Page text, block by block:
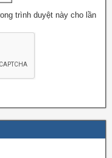
trình duyệt này cho lần